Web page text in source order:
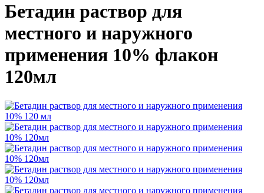
Бетадин раствор для
местного и наружного
применения 10% флакон
120мл